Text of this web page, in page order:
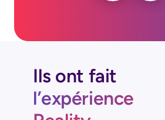
Ils ont fait
l’expérience